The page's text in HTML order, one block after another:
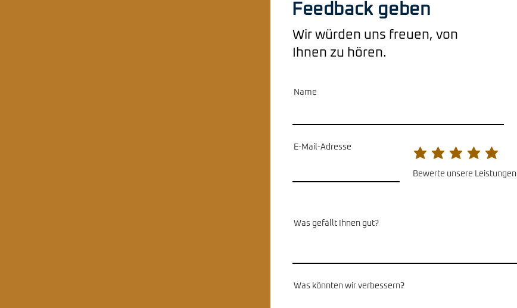
Feedback geben
Wir würden uns freuen, von
Ihnen zu hören.
Name
E-Mail-Adresse
Bewerte unsere Leistungen
Was gefällt Ihnen gut?
Was könnten wir verbessern?